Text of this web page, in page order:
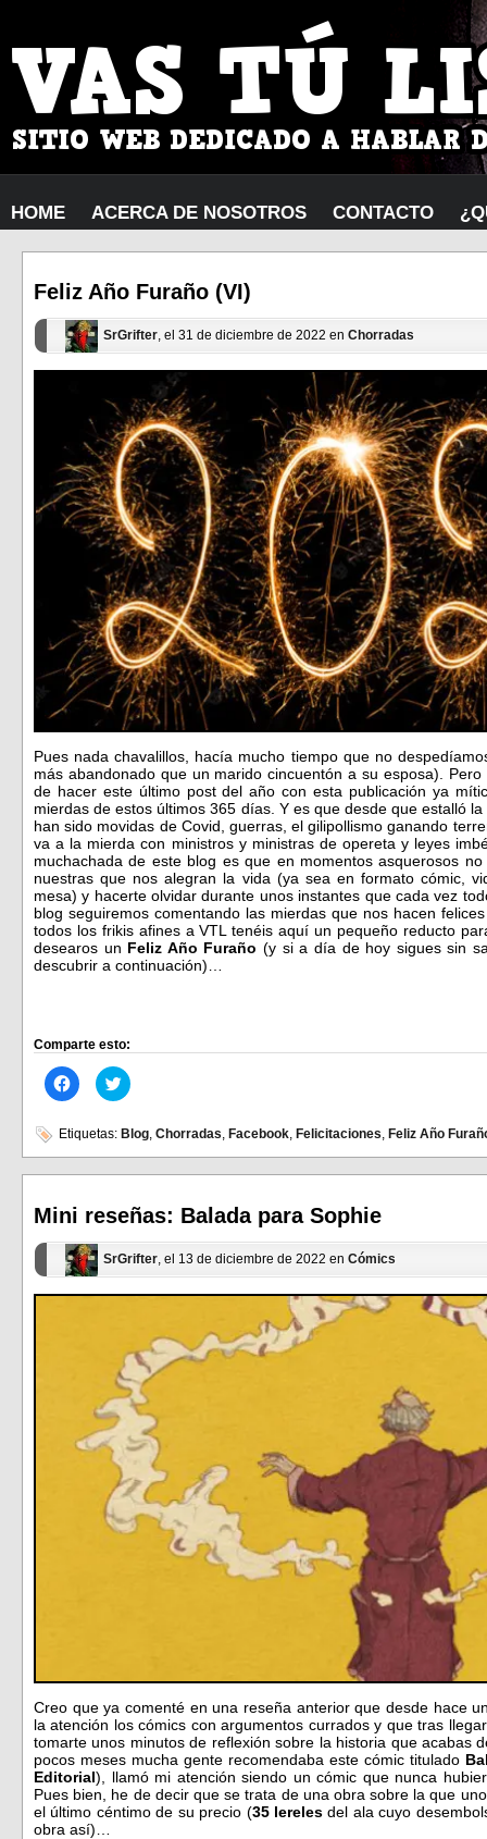
HOME ACERCA DE NOSOTROS CONTACTO
Feliz Año Furaño (VI)
SrGrifter, el 31 de diciembre de 2022 en Chorradas
Pues nada chavalillos, hacía mucho tiempo que no
más abandonado que un marido cincuentón a su esposa).
de hacer este último post del año con esta publicación ya
mierdas de estos últimos 365 días. Y es que desde que estalló
han sido movidas de Covid, guerras, el gilipollismo ganando
va a la mierda con ministros y ministras de opereta y leyes
muchachada de este blog es que en momentos asquerosos
nuestras que nos alegran la vida (ya sea en formato cómic,
mesa) y hacerte olvidar durante unos instantes que cada vez
blog seguiremos comentando las mierdas que nos hacen
todos los frikis afines a VTL tenéis aquí un pequeño reducto
desearos un Feliz Año Furaño (y si a día de hoy sigues sin
descubrir a continuación)…
Comparte esto:
Haz
clic
en
Facebook
(Se
abre
ventana
nueva)
Haz
clic
en
Twitter
(Se
abre
ventana
nueva)
Etiquetas: Blog, Chorradas, Facebook, Felicitaciones, Feliz Año
Mini reseñas: Balada para Sophie
SrGrifter, el 13 de diciembre de 2022 en Cómics
Creo que ya comenté en una reseña anterior que desde hace
la atención los cómics con argumentos currados y que tras
tomarte unos minutos de reflexión sobre la historia que acabas
pocos meses mucha gente recomendaba este cómic titulado
Editorial), llamó mi atención siendo un cómic que nunca
Pues bien, he de decir que se trata de una obra sobre la que
el último céntimo de su precio (35 lerelesdel ala cuyo
obra así)…